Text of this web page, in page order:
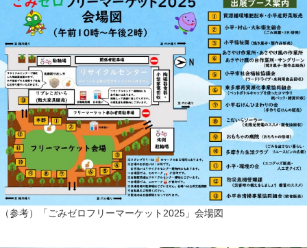
（参考）「ごみゼロフリーマーケット2025」会場図